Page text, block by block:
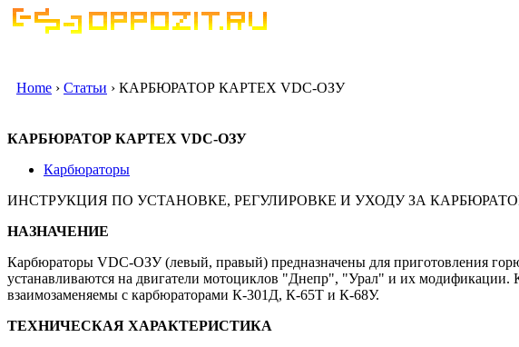
Home › Статьи › КАРБЮРАТОР КАРТЕХ VDC-ОЗУ
КАРБЮРАТОР КАРТЕХ VDC-ОЗУ
Карбюраторы
ИНСТРУКЦИЯ ПО УСТАНОВКЕ, РЕГУЛИРОВКЕ И УХОДУ ЗА
НАЗНАЧЕНИЕ
Карбюраторы VDC-ОЗУ (левый, правый) предназначены для приготовления
устанавливаются на двигатели мотоциклов "Днепр", "Урал" и их
взаимозаменяемы с карбюраторами К-301Д, К-65Т и К-68У.
ТЕХНИЧЕСКАЯ ХАРАКТЕРИСТИКА